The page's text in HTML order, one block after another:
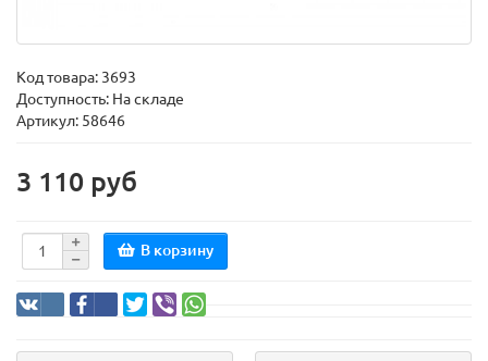
Код товара: 3693
Доступность: На складе
Артикул: 58646
3 110 руб
В корзину